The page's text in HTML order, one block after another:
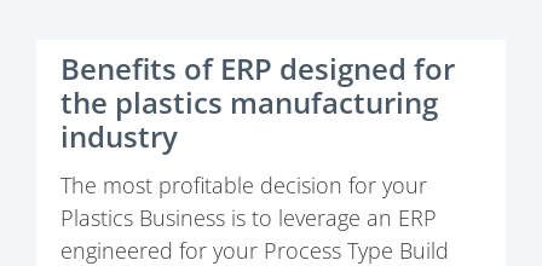
Benefits of ERP designed for
the plastics manufacturing
industry
The most profitable decision for your
Plastics Business is to leverage an ERP
engineered for your Process Type Build